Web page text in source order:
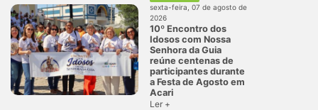
sexta-feira, 07 de agosto de
2026
10º Encontro dos
Idosos com Nossa
Senhora da Guia
reúne centenas de
participantes durante
a Festa de Agosto em
Acari
Ler +